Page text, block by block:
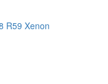
R59 Xenon